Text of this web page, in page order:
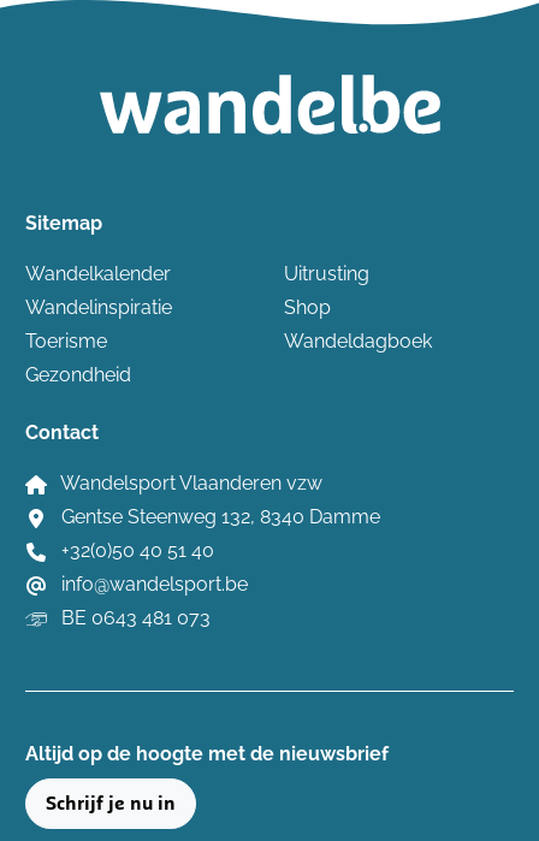
Sitemap
Wandelkalender
Wandelinspiratie
Toerisme
Gezondheid
Uitrusting
Shop
Wandeldagboek
Contact
Wandelsport Vlaanderen vzw
Gentse Steenweg 132, 8340 Damme
+32(0)50 40 51 40
info@wandelsport.be
BE 0643 481 073
Altijd op de hoogte ​met de nieuwsbrief
Schrijf je nu in